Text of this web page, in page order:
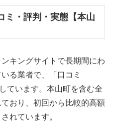
ミ・評判・実態【本山
キングサイトで長期間にわ
る業者で、「口コミ
ています。本山町を含む全
おり、初回から比較的高額
れています。